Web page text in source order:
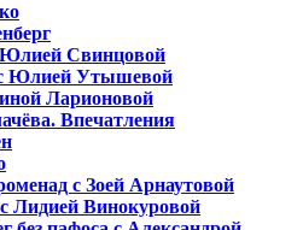
Юлией Свинцовой
с Юлией Утышевой
Ларионовой
Впечатления
с Зоей Арнаутовой
Лидией Винокуровой